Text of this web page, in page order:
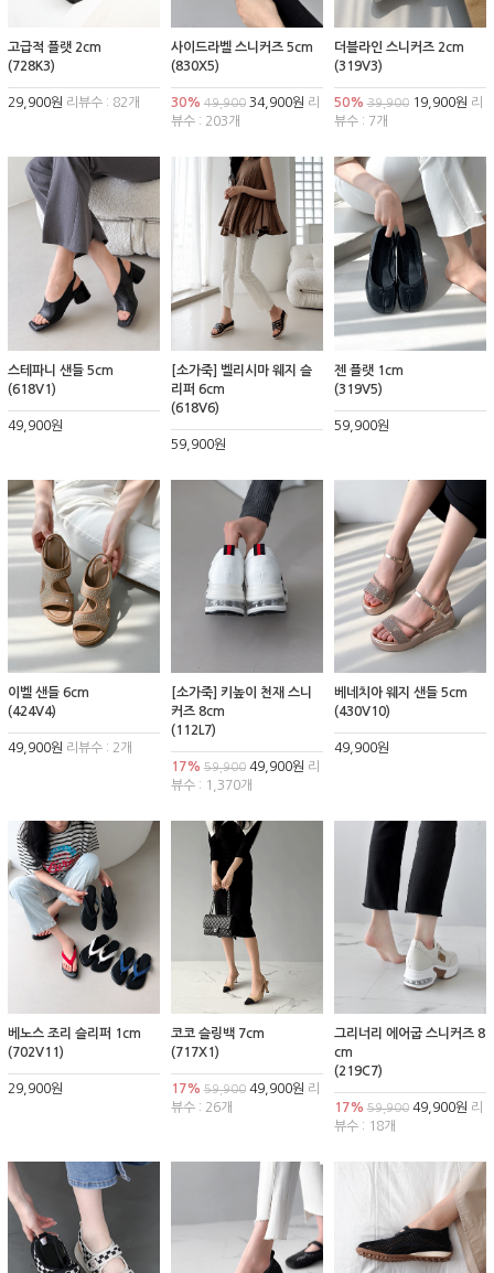
고급적 플랫 2cm
(728K3)
29,900원 리뷰수 : 82개
사이드라벨 스니커즈 5cm
(830X5)
30% 49,90034,900원 리
뷰수 : 203개
더블라인 스니커즈 2cm
(319V3)
50% 39,90019,900원 리
뷰수 : 7개
스테파니 샌들 5cm
(618V1)
49,900원
[소가죽] 벨리시마 웨지 슬
리퍼 6cm
(618V6)
59,900원
젠 플랫 1cm
(319V5)
59,900원
이벨 샌들 6cm
(424V4)
49,900원 리뷰수 : 2개
[소가죽] 키높이 천재 스니
커즈 8cm
(112L7)
17% 59,90049,900원 리
뷰수 : 1,370개
베네치아 웨지 샌들 5cm
(430V10)
49,900원
베노스 조리 슬리퍼 1cm
(702V11)
29,900원
코코 슬링백 7cm
(717X1)
17% 59,90049,900원 리
뷰수 : 26개
그리너리 에어굽 스니커즈 8
cm
(219C7)
17% 59,90049,900원 리
뷰수 : 18개